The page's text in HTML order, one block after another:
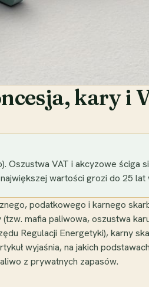
kary i
Oszustwa VAT i akcyzowe ściga
wartości grozi do 25 lat
podatkowego i karnego
mafia paliwowa, oszustwa
Regulacji Energetyki), karny
wyjaśnia, na jakich
z prywatnych zapasów.